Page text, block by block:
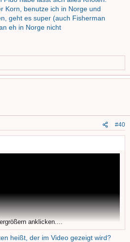
Korn, benutze ich in Norge und
geht es super (auch Fisherman
eh in Norge nicht
#40
anklicken....
heißt, der im Video gezeigt wird?